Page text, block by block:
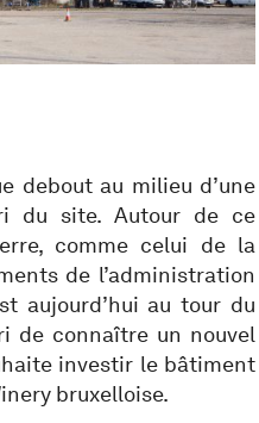
debout au milieu d’une
du site. Autour de ce
comme celui de la
de l’administration
aujourd’hui au tour du
de connaître un nouvel
investir le bâtiment
bruxelloise.